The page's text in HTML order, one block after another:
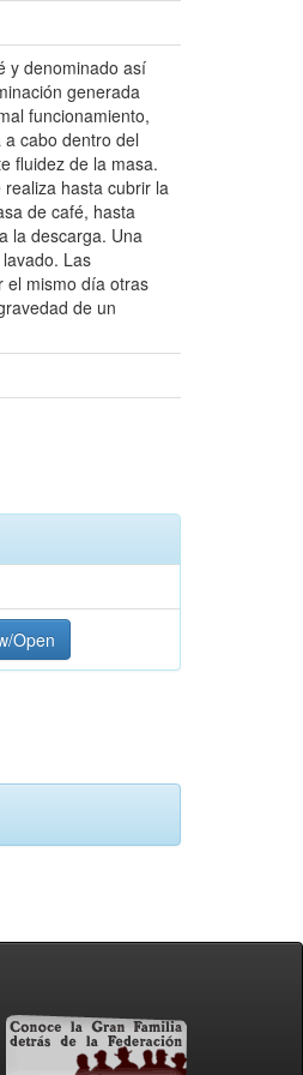
y denominado así
generada
funcionamiento,
cabo dentro del
fluidez de la masa.
hasta cubrir la
de café, hasta
la descarga. Una
Las
el mismo día otras
de un
Open